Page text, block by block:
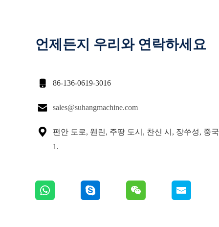
언제든지 우리와 연락하세요
 86-136-0619-3016
 sales@suhangmachine.com

펀안 도로, 웬린, 주땅 도시, 찬신 시, 장쑤성, 중
1.